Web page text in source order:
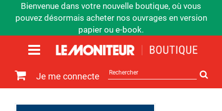
Bienvenue dans votre nouvelle boutique, où vous
pouvez désormais acheter nos ouvrages en version
papier ou e-book.
Je me connecte
sur
le